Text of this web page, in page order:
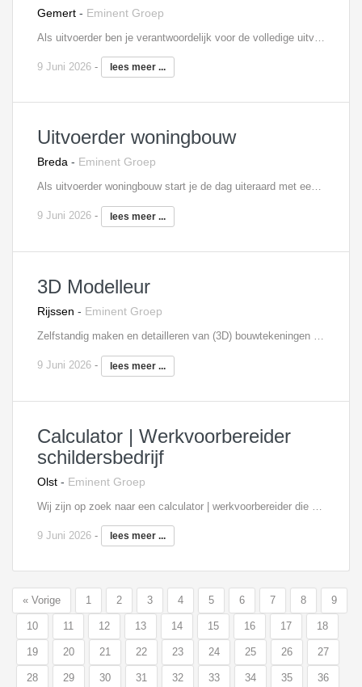
Gemert - Eminent Groep
9 Juni 2026 - lees meer ...
Uitvoerder woningbouw
Breda - Eminent Groep
Als uitvoerder woningbouw start je de dag uiteraard met een koffie en het opstarten van alle bouwprocessen. Daarnaast zal je je bezig houden met onder andere de volgende taken: - Samenstellen en bewaken van de planning van het project - Leiding geven aan de betrokken medewerkers - Uitvoeren van kwaliteitscontroles - Bewaken van de naleving van veiligheidsvoorschriften - Fungeren als aanspreekpunt op de werkplaats Interesse? Neem contact op met Lars Verbakel, 06 - 39 87 27 11,
9 Juni 2026 - lees meer ...
3D Modelleur
Rijssen - Eminent Groep
9 Juni 2026 - lees meer ...
Calculator | Werkvoorbereider
schildersbedrijf
Olst - Eminent Groep
9 Juni 2026 - lees meer ...
« Vorige 1 2 3 4 5 6 7 8 9
10 11 12 13 14 15 16 17 18
19 20 21 22 23 24 25 26 27
28 29 30 31 32 33 34 35 36